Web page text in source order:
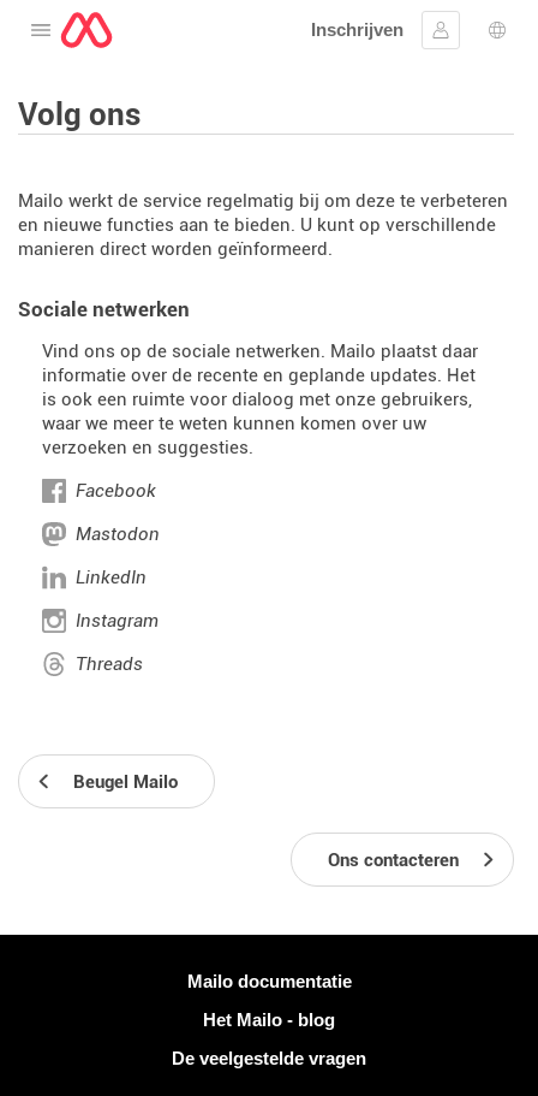
Open het menu
Inschrijven
Aanmelden
Taal
Volg ons
Mailo werkt de service regelmatig bij om deze te verbeteren
en nieuwe functies aan te bieden. U kunt op verschillende
manieren direct worden geïnformeerd.
Sociale netwerken
Vind ons op de sociale netwerken. Mailo plaatst daar
informatie over de recente en geplande updates. Het
is ook een ruimte voor dialoog met onze gebruikers,
waar we meer te weten kunnen komen over uw
verzoeken en suggesties.
Facebook
Mastodon
LinkedIn
Instagram
Threads
Beugel Mailo
Ons contacteren
Mailo documentatie
Het Mailo - blog
De veelgestelde vragen